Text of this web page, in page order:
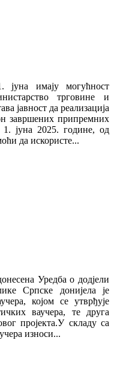
јуна имају могућност
трговине и
јавност да реализација
завршених припремних
јуна 2025. године, од
да искористе...
Уредба о додјели
Српске донијела је
којом се утврђује
ваучера, те друга
пројекта.У складу са
износи...